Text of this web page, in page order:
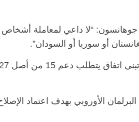
جوهانسون: “لا داعي لمعاملة
أو سوريا أو السودان”.
الأوروبي بهدف اعتماد